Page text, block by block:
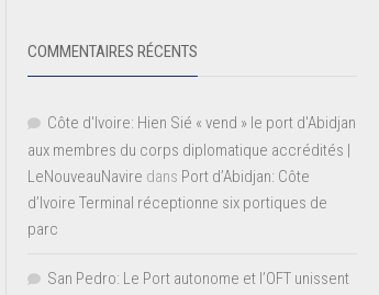
COMMENTAIRES RÉCENTS
Côte d'Ivoire: Hien Sié « vend » le port d'Abidjan
aux membres du corps diplomatique accrédités |
LeNouveauNavire dans Port d’Abidjan: Côte
d’Ivoire Terminal réceptionne six portiques de
parc
San Pedro: Le Port autonome et l’OFT unissent